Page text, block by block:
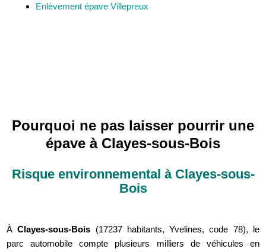
Enlèvement épave Villepreux
Pourquoi ne pas laisser pourrir une
épave à Clayes-sous-Bois
Risque environnemental à Clayes-sous-
Bois
ÀClayes-sous-Bois (17237 habitants, Yvelines, code 78), le
parc automobile compte plusieurs milliers de véhicules en